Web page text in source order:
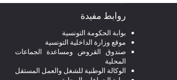
روابط مفيدة
بوابة الحكومة التونسية
موقع وزارة الداخلية التونسية
صندوق القروض ومساعدة الجماعات
المحلية
الوكالة الوطنية للشغل والعمل المستقل